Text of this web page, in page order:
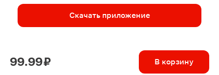
Скачать приложение
99.99 ₽ В корзину